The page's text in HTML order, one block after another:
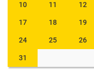
10 11 12
17 18 19
24 25 26
31